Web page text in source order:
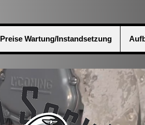
Preise Wartung/Instandsetzung